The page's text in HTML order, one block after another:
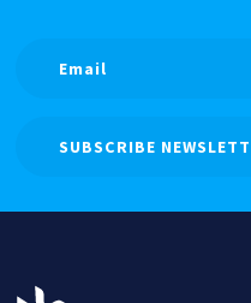
SUBSCRIBE